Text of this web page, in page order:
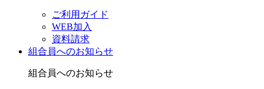
ご利用ガイド
WEB加入
資料請求
組合員へのお知らせ
組合員へのお知らせ